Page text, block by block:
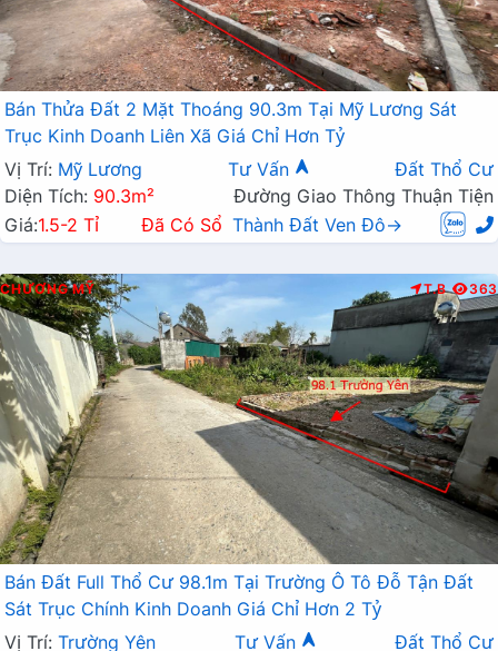
Bán Thửa Đất 2 Mặt Thoáng 90.3m Tại Mỹ Lương Sát
Trục Kinh Doanh Liên Xã Giá Chỉ Hơn Tỷ
Vị Trí: Mỹ Lương Tư Vấn
Đất Thổ Cư
Diện Tích: 90.3m²
Đường Giao Thông Thuận Tiện
Giá:1.5-2 Tỉ Đã Có Sổ Thành Đất Ven Đô→
CHƯƠNG MỸ T.B 363
Bán Đất Full Thổ Cư 98.1m Tại Trường Ô Tô Đỗ Tận Đất
Sát Trục Chính Kinh Doanh Giá Chỉ Hơn 2 Tỷ
Vị Trí: Trường Yên Tư Vấn
Đất Thổ Cư